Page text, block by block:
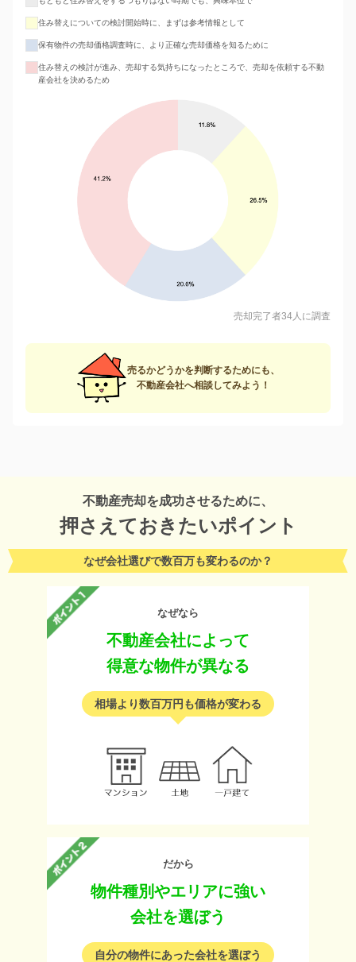
住み替えについての検討開始時に、まずは参考情報として
保有物件の売却価格調査時に、より正確な売却価格を知るために
住み替えの検討が進み、売却する気持ちになったところで、売却を依頼する不動
産会社を決めるため
売却完了者34人に調査
売るかどうかを判断するためにも、
不動産会社へ相談してみよう！
不動産売却を成功させるために、
押さえておきたいポイント
なぜ会社選びで数百万も変わるのか？
なぜなら
不動産会社によって
得意な物件が異なる
相場より数百万円も価格が変わる
だから
物件種別やエリアに強い
会社を選ぼう
自分の物件にあった会社を選ぼう